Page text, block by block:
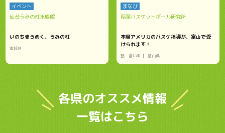
イベント
仙台うみの杜水族館
いのちきらめく、うみの杜
宮城県
まなび
稲葉バスケットボール研究所
本場アメリカのバスケ指導が、富山で受
けられます！
塾・習い事 富山県
各県のオススメ情報
一覧はこちら